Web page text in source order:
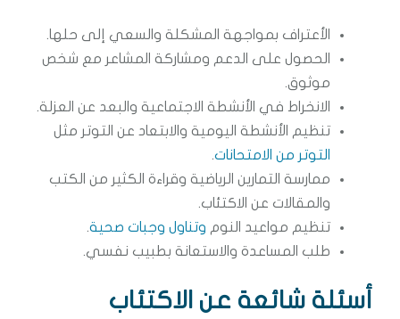
الأعتراف بمواجهة المشكلة والسعي إلى حلها.
الحصول على الدعم ومشاركة المشاعر مع شخص
موثوق.
الانخراط في الأنشطة الاجتماعية والبعد عن العزلة.
تنظيم الأنشطة اليومية والابتعاد عن التوتر مثل
التوتر من الامتحانات.
ممارسة التمارين الرياضية وقراءة الكثير من الكتب
والمقالات عن الاكتئاب.
تنظيم مواعيد النوم وتناول وجبات صحية.
طلب المساعدة والاستعانة بطبيب نفسي.
أسئلة شائعة عن الاكتئاب